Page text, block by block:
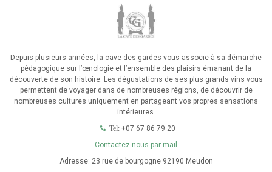
Depuis plusieurs années, la cave des gardes vous associe à sa démarche
pédagogique sur l’œnologie et l’ensemble des plaisirs émanant de la
découverte de son histoire. Les dégustations de ses plus grands vins vous
permettent de voyager dans de nombreuses régions, de découvrir de
nombreuses cultures uniquement en partageant vos propres sensations
intérieures.
Tel:+07 67 86 79 20
Contactez-nous par mail
Adresse: 23 rue de bourgogne 92190 Meudon